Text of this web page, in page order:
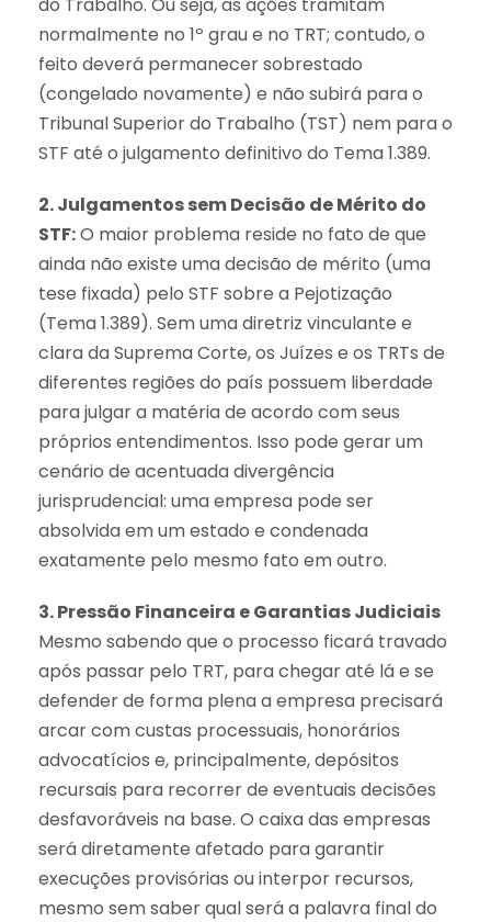
normalmente no 1º grau e no TRT; contudo, o
feito deverá permanecer sobrestado
(congelado novamente) e não subirá para o
Tribunal Superior do Trabalho (TST) nem para o
STF até o julgamento definitivo do Tema 1.389.
2. Julgamentos sem Decisão de Mérito do
STF:O maior problema reside no fato de que
ainda não existe uma decisão de mérito (uma
tese fixada) pelo STF sobre a Pejotização
(Tema 1.389). Sem uma diretriz vinculante e
clara da Suprema Corte, os Juízes e os TRTs de
diferentes regiões do país possuem liberdade
para julgar a matéria de acordo com seus
próprios entendimentos. Isso pode gerar um
cenário de acentuada divergência
jurisprudencial: uma empresa pode ser
absolvida em um estado e condenada
exatamente pelo mesmo fato em outro.
3. Pressão Financeira e Garantias Judiciais
Mesmo sabendo que o processo ficará travado
após passar pelo TRT, para chegar até lá e se
defender de forma plena a empresa precisará
arcar com custas processuais, honorários
advocatícios e, principalmente, depósitos
recursais para recorrer de eventuais decisões
desfavoráveis na base. O caixa das empresas
será diretamente afetado para garantir
execuções provisórias ou interpor recursos,
mesmo sem saber qual será a palavra final do